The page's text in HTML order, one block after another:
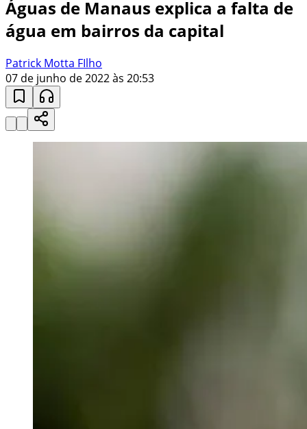
Águas de Manaus explica a falta de
água em bairros da capital
Patrick Motta FIlho
07 de junho de 2022 às 20:53